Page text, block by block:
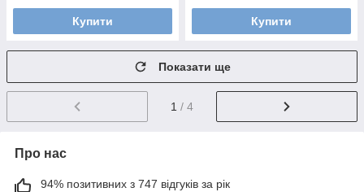
Купити Купити
Показати ще
1 / 4
Про нас
94% позитивних з 747 відгуків за рік